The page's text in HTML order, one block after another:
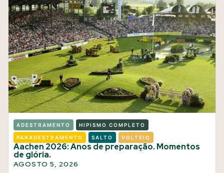
ADESTRAMENTO HIPISMO COMPLETO
PARADESTRAMENTO SALTO VOLTEIO
Aachen 2026: Anos de preparação. Momentos
de glória.
AGOSTO 5, 2026